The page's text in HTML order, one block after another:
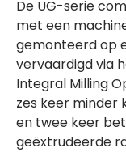
De UG-serie
met een
gemonteerd op
vervaardigd via
Integral Milling
zes keer minder
en twee keer
geëxtrudeerde